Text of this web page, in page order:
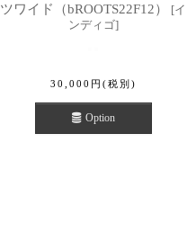
ツワイド（bROOTS22F12）
[イ
ンディゴ]
30,000 円 (税別)
Option